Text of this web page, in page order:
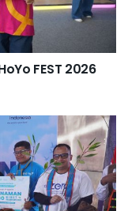
FEST 2026